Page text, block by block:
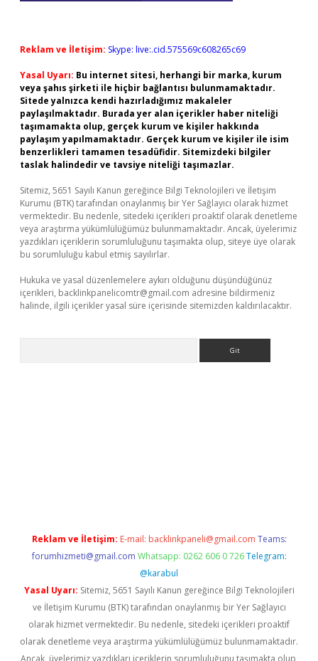
Reklam ve İletişim: Skype: live:.cid.575569c608265c69
Yasal Uyarı: Bu internet sitesi, herhangi bir marka, kurum
veya şahıs şirketi ile hiçbir bağlantısı bulunmamaktadır.
Sitede yalnızca kendi hazırladığımız makaleler
paylaşılmaktadır. Burada yer alan içerikler haber niteliği
taşımamakta olup, gerçek kurum ve kişiler hakkında
paylaşım yapılmamaktadır. Gerçek kurum ve kişiler ile isim
benzerlikleri tamamen tesadüfidir. Sitemizdeki bilgiler
taslak halindedir ve tavsiye niteliği taşımazlar.
Sitemiz, 5651 Sayılı Kanun gereğince Bilgi Teknolojileri ve İletişim
Kurumu (BTK) tarafından onaylanmış bir Yer Sağlayıcı olarak hizmet
vermektedir. Bu nedenle, sitedeki içerikleri proaktif olarak denetleme
veya araştırma yükümlülüğümüz bulunmamaktadır. Ancak, üyelerimiz
yazdıkları içeriklerin sorumluluğunu taşımakta olup, siteye üye olarak
bu sorumluluğu kabul etmiş sayılırlar.
Hukuka ve yasal düzenlemelere aykırı olduğunu düşündüğünüz
içerikleri, backlinkpanelicomtr@gmail.com adresine bildirmeniz
halinde, ilgili içerikler yasal süre içerisinde sitemizden kaldırılacaktır.
Reklam ve İletişim: E-mail: backlinkpaneli@gmail.com Teams:
forumhizmeti@gmail.com Whatsapp: 0262 606 0 726 Telegram:
@karabul
Yasal Uyarı: Sitemiz, 5651 Sayılı Kanun gereğince Bilgi Teknolojileri
ve İletişim Kurumu (BTK) tarafından onaylanmış bir Yer Sağlayıcı
olarak hizmet vermektedir. Bu nedenle, sitedeki içerikleri proaktif
olarak denetleme veya araştırma yükümlülüğümüz bulunmamaktadır.
Ancak, üyelerimiz yazdıkları içeriklerin sorumluluğunu taşımakta olup,